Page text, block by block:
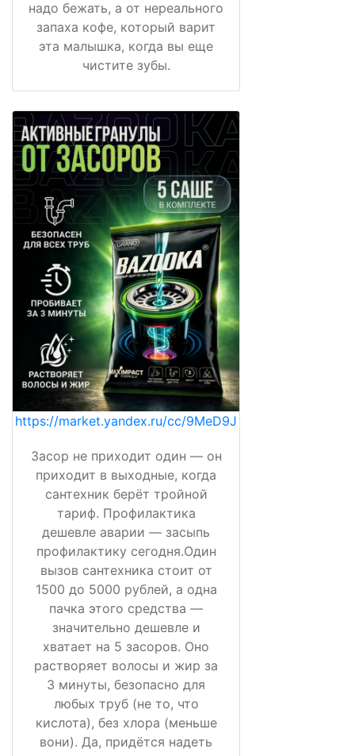
надо бежать, а от нереального
запаха кофе, который варит
эта малышка, когда вы еще
чистите зубы.
https://market.yandex.ru/cc/9MeD9J
Засор не приходит один — он
приходит в выходные, когда
сантехник берёт тройной
тариф. Профилактика
дешевле аварии — засыпь
профилактику сегодня.Один
вызов сантехника стоит от
1500 до 5000 рублей, а одна
пачка этого средства —
значительно дешевле и
хватает на 5 засоров. Оно
растворяет волосы и жир за
3 минуты, безопасно для
любых труб (не то, что
кислота), без хлора (меньше
вони). Да, придётся надеть